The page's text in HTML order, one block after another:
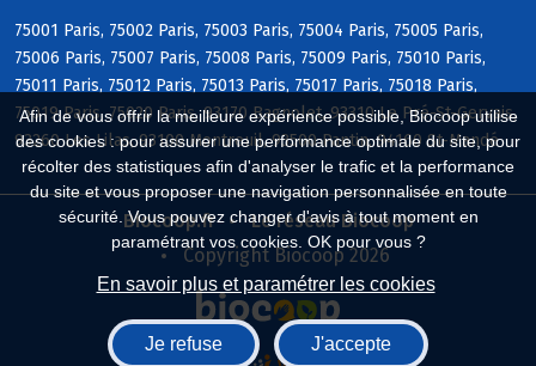
Afin de vous offrir la meilleure expérience possible, Biocoop utilise
des cookies : pour assurer une performance optimale du site, pour
récolter des statistiques afin d'analyser le trafic et la performance
du site et vous proposer une navigation personnalisée en toute
sécurité. Vous pouvez changer d'avis à tout moment en
paramétrant vos cookies. OK pour vous ?
En savoir plus et paramétrer les cookies
Je refuse J'accepte
75001 Paris, 75002 Paris, 75003 Paris, 75004 Paris, 75005 Paris,
75006 Paris, 75007 Paris, 75008 Paris, 75009 Paris, 75010 Paris,
75011 Paris, 75012 Paris, 75013 Paris, 75017 Paris, 75018 Paris,
75019 Paris, 75020 Paris, 93170 Bagnolet, 93310 Le Pré-St-Gervais,
93260 Les Lilas, 93100 Montreuil, 93500 Pantin, 94160 St-Mandé
Biocoop.fr
Le réseau Biocoop
Copyright Biocoop 2026